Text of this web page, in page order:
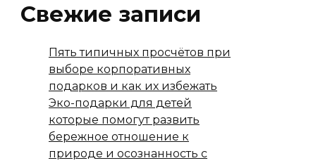
Свежие записи
Пять типичных просчётов при
выборе корпоративных
подарков и как их избежать
Эко-подарки для детей
которые помогут развить
бережное отношение к
природе и осознанность с